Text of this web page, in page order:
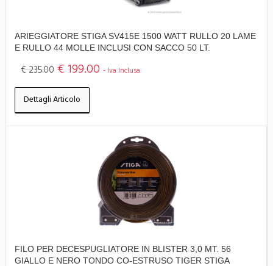
ARIEGGIATORE STIGA SV415E 1500 WATT RULLO 20 LAME
E RULLO 44 MOLLE INCLUSI CON SACCO 50 LT.
€ 235.00 € 199.00 - Iva Inclusa
Dettagli Articolo
FILO PER DECESPUGLIATORE IN BLISTER 3,0 MT. 56
GIALLO E NERO TONDO CO-ESTRUSO TIGER STIGA